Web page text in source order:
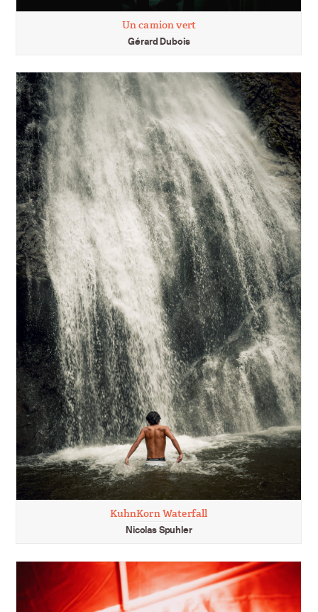
Un camion vert
Gérard Dubois
KuhnKorn Waterfall
Nicolas Spuhler